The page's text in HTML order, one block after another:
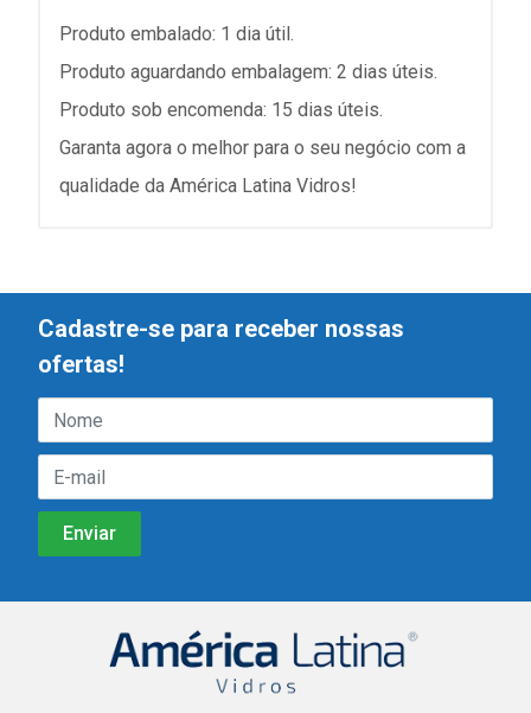
Produto embalado: 1 dia útil.
Produto aguardando embalagem: 2 dias úteis.
Produto sob encomenda: 15 dias úteis.
Garanta agora o melhor para o seu negócio com a
qualidade da América Latina Vidros!
Cadastre-se para receber nossas
ofertas!